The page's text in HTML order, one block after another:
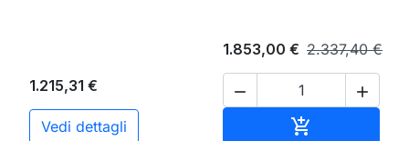
1.215,31 €
Vedi dettagli
1.853,00 € 2.337,40 €
 
